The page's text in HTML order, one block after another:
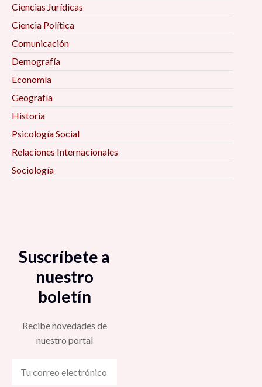
Ciencias Jurídicas
Ciencia Política
Comunicación
Demografía
Economía
Geografía
Historia
Psicología Social
Relaciones Internacionales
Sociología
Suscríbete a
nuestro
boletín
Recibe novedades de
nuestro portal